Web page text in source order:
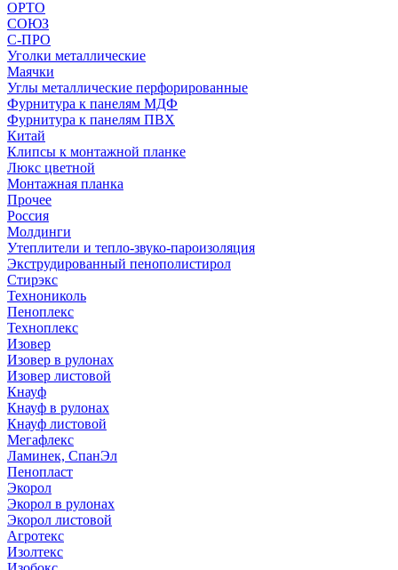
ОРТО
СОЮЗ
С-ПРО
Уголки металлические
Маячки
Углы металлические перфорированные
Фурнитура к панелям МДФ
Фурнитура к панелям ПВХ
Китай
Клипсы к монтажной планке
Люкс цветной
Монтажная планка
Прочее
Россия
Молдинги
Утеплители и тепло-звуко-пароизоляция
Экструдированный пенополистирол
Стирэкс
Технониколь
Пеноплекс
Техноплекс
Изовер
Изовер в рулонах
Изовер листовой
Кнауф
Кнауф в рулонах
Кнауф листовой
Мегафлекс
Ламинек, СпанЭл
Пенопласт
Экорол
Экорол в рулонах
Экорол листовой
Агротекс
Изолтекс